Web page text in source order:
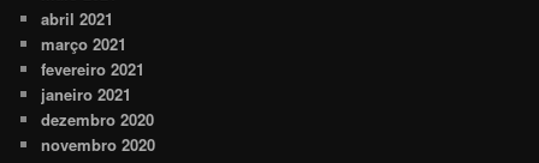
abril 2021
março 2021
fevereiro 2021
janeiro 2021
dezembro 2020
novembro 2020